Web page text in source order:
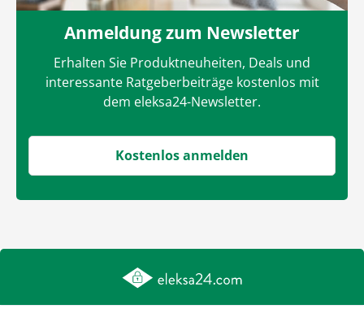
Anmeldung zum Newsletter
Erhalten Sie Produktneuheiten, Deals und
interessante Ratgeberbeiträge kostenlos mit
dem eleksa24-Newsletter.
Kostenlos anmelden